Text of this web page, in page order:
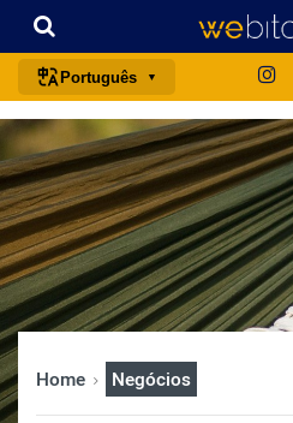
Português
português (BR)
english
español
français
italiano
deutsch
中文
Home Negócios